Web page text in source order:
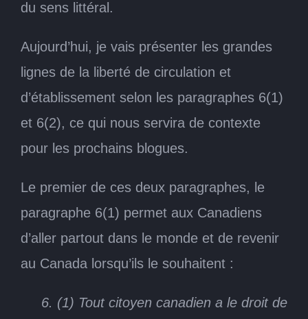
du sens littéral.
Aujourd’hui, je vais présenter les grandes
lignes de la liberté de circulation et
d’établissement selon les paragraphes 6(1)
et 6(2), ce qui nous servira de contexte
pour les prochains blogues.
Le premier de ces deux paragraphes, le
paragraphe 6(1) permet aux Canadiens
d’aller partout dans le monde et de revenir
au Canada lorsqu’ils le souhaitent :
6. (1) Tout citoyen canadien a le droit de